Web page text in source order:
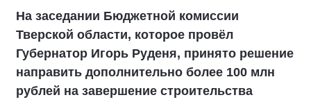
На заседании Бюджетной комиссии
Тверской области, которое провёл
Губернатор Игорь Руденя, принято решение
направить дополнительно более 100 млн
рублей на завершение строительства